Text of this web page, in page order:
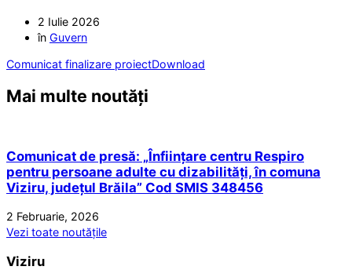
2 Iulie 2026
în Guvern
Comunicat finalizare proiectDownload
Mai multe noutăți
Comunicat de presă: „Înființare centru Respiro
pentru persoane adulte cu dizabilități, în comuna
Viziru, județul Brăila” Cod SMIS 348456
2 Februarie, 2026
Vezi toate noutățile
Viziru